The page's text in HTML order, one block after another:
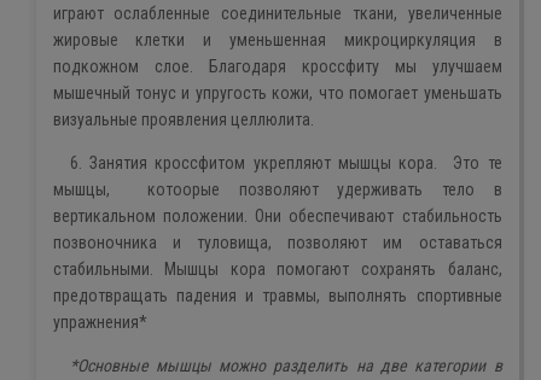
играют ослабленные соединительные ткани, увеличенные
жировые клетки и уменьшенная микроциркуляция в
подкожном слое. Благодаря кроссфиту мы улучшаем
мышечный тонус и упругость кожи, что помогает уменьшать
визуальные проявления целлюлита.
6. Занятия кроссфитом укрепляют мышцы кора. Это те
мышцы, котоорые позволяют удерживать тело в
вертикальном положении. Они обеспечивают стабильность
позвоночника и туловища, позволяют им оставаться
стабильными. Мышцы кора помогают сохранять баланс,
предотвращать падения и травмы, выполнять спортивные
упражнения*
*Основные мышцы можно разделить на две категории в